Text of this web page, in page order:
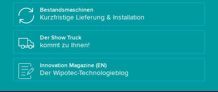
Bestandsmaschinen
Kurzfristige Lieferung & Installation
Der Show Truck
kommt zu Ihnen!
Innovation Magazine (EN)
Der Wipotec-Technologieblog